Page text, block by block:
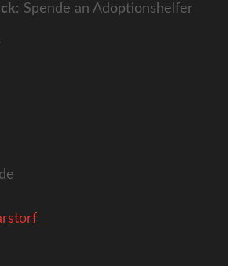
: Spende an Adoptionshelfer